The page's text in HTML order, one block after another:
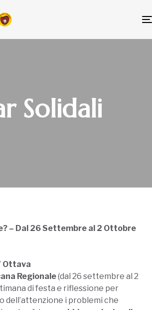
Solidali
– Dal 26 Settembre al 2 Ottobre
Ottava
Regionale(dal 26 settembre al 2
di festa e riflessione per
dell’attenzione i problemi che